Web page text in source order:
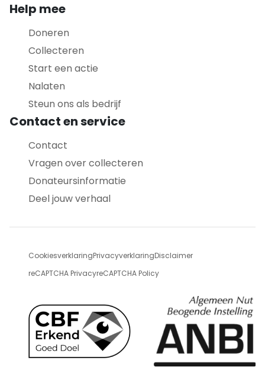
Help mee
Doneren
Collecteren
Start een actie
Nalaten
Steun ons als bedrijf
Contact en service
Contact
Vragen over collecteren
Donateursinformatie
Deel jouw verhaal
CookiesverklaringPrivacyverklaringDisclaimer
reCAPTCHA PrivacyreCAPTCHA Policy